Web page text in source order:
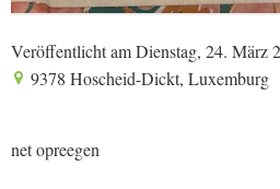
Veröffentlicht am Dienstag, 24. März
9378 Hoscheid-Dickt, Luxemburg
net opreegen